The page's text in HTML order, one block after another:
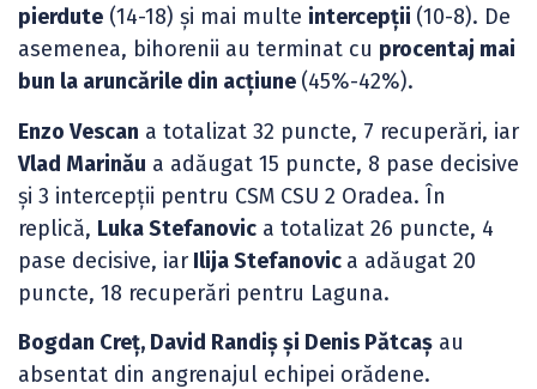
pierdute (14-18) și mai multe intercepții (10-8). De
asemenea, bihorenii au terminat cu procentaj mai
bun la aruncările din acțiune (45%-42%).
Enzo Vescan a totalizat 32 puncte, 7 recuperări, iar
Vlad Marinău a adăugat 15 puncte, 8 pase decisive
și 3 intercepții pentru CSM CSU 2 Oradea. În
replică, Luka Stefanovic a totalizat 26 puncte, 4
pase decisive, iar Ilija Stefanovic a adăugat 20
puncte, 18 recuperări pentru Laguna.
Bogdan Creț, David Randiș și Denis Pătcaș au
absentat din angrenajul echipei orădene.